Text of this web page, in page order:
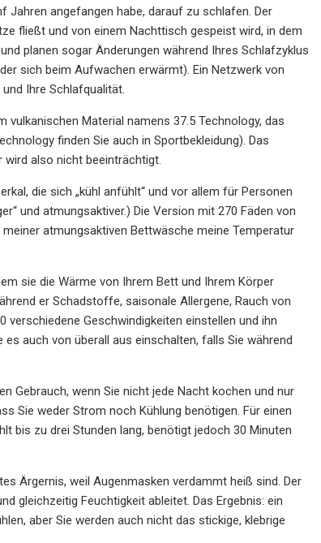
Jahren angefangen habe, darauf zu schlafen. Der
fließt und von einem Nachttisch gespeist wird, in dem
planen sogar Änderungen während Ihres Schlafzyklus
sich beim Aufwachen erwärmt). Ein Netzwerk von
Ihre Schlafqualität.
Material namens 37.5 Technology, das
finden Sie auch in Sportbekleidung). Das
also nicht beeinträchtigt.
die sich „kühl anfühlt“ und vor allem für Personen
und atmungsaktiver.) Die Version mit 270 Fäden von
atmungsaktiven Bettwäsche meine Temperatur
sie die Wärme von Ihrem Bett und Ihrem Körper
er Schadstoffe, saisonale Allergene, Rauch von
Geschwindigkeiten einstellen und ihn
auch von überall aus einschalten, falls Sie während
Gebrauch, wenn Sie nicht jede Nacht kochen und nur
Sie weder Strom noch Kühlung benötigen. Für einen
bis zu drei Stunden lang, benötigt jedoch 30 Minuten
Ärgernis, weil Augenmasken verdammt heiß sind. Der
gleichzeitig Feuchtigkeit ableitet. Das Ergebnis: ein
aber Sie werden auch nicht das stickige, klebrige